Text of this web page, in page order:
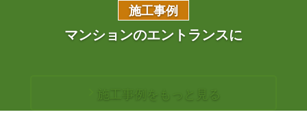
施工事例
マンションのエントランスに
施工事例をもっと見る